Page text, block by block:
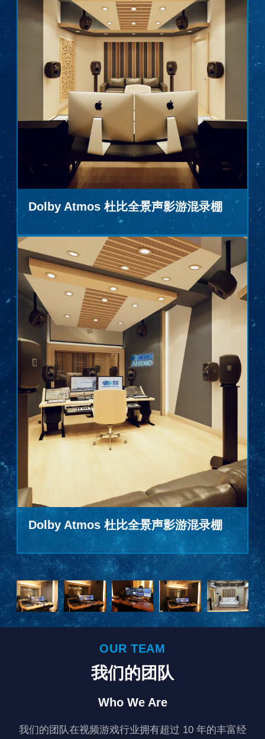
Dolby Atmos 杜比全景声影游混录棚
Dolby Atmos 杜比全景声影游混录棚
OUR TEAM
我们的团队
Who We Are
我们的团队在视频游戏行业拥有超过 10 年的丰富经